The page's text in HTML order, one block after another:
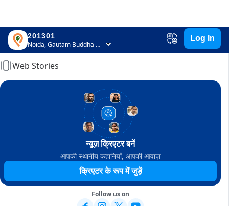
201301
Noida, Gautam Buddha Nagar, Uttar Pradesh
Log In
Home
Web Stories
न्यूज़ क्रिएटर बनें
आपकी स्थानीय कहानियाँ, आपकी आवाज़
क्रिएटर के रूप में जुड़ें
Follow us on